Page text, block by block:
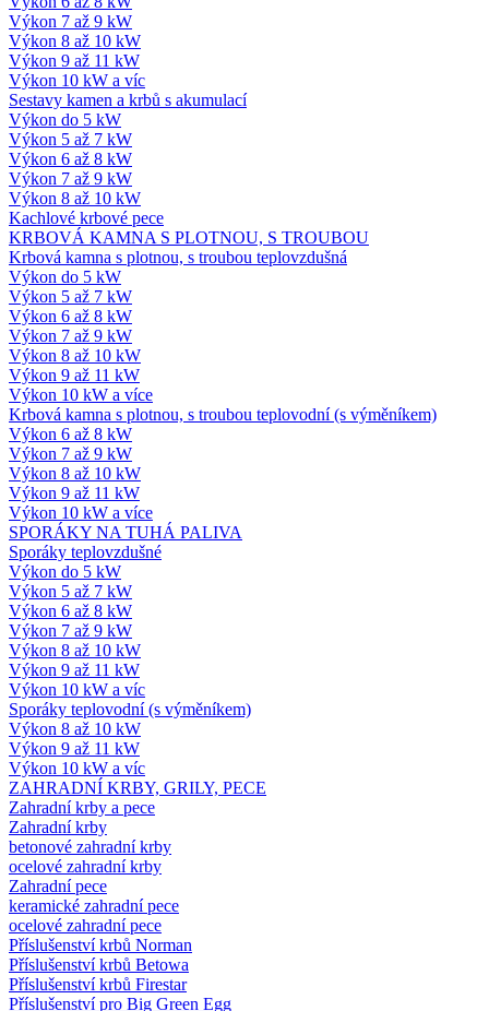
Výkon 7 až 9 kW
Výkon 8 až 10 kW
Výkon 9 až 11 kW
Výkon 10 kW a víc
Sestavy kamen a krbů s akumulací
Výkon do 5 kW
Výkon 5 až 7 kW
Výkon 6 až 8 kW
Výkon 7 až 9 kW
Výkon 8 až 10 kW
Kachlové krbové pece
KRBOVÁ KAMNA S PLOTNOU, S TROUBOU
Krbová kamna s plotnou, s troubou teplovzdušná
Výkon do 5 kW
Výkon 5 až 7 kW
Výkon 6 až 8 kW
Výkon 7 až 9 kW
Výkon 8 až 10 kW
Výkon 9 až 11 kW
Výkon 10 kW a více
Krbová kamna s plotnou, s troubou teplovodní (s výměníkem)
Výkon 6 až 8 kW
Výkon 7 až 9 kW
Výkon 8 až 10 kW
Výkon 9 až 11 kW
Výkon 10 kW a více
SPORÁKY NA TUHÁ PALIVA
Sporáky teplovzdušné
Výkon do 5 kW
Výkon 5 až 7 kW
Výkon 6 až 8 kW
Výkon 7 až 9 kW
Výkon 8 až 10 kW
Výkon 9 až 11 kW
Výkon 10 kW a víc
Sporáky teplovodní (s výměníkem)
Výkon 8 až 10 kW
Výkon 9 až 11 kW
Výkon 10 kW a víc
ZAHRADNÍ KRBY, GRILY, PECE
Zahradní krby a pece
Zahradní krby
betonové zahradní krby
ocelové zahradní krby
Zahradní pece
keramické zahradní pece
ocelové zahradní pece
Příslušenství krbů Norman
Příslušenství krbů Betowa
Příslušenství krbů Firestar
Příslušenství pro Big Green Egg